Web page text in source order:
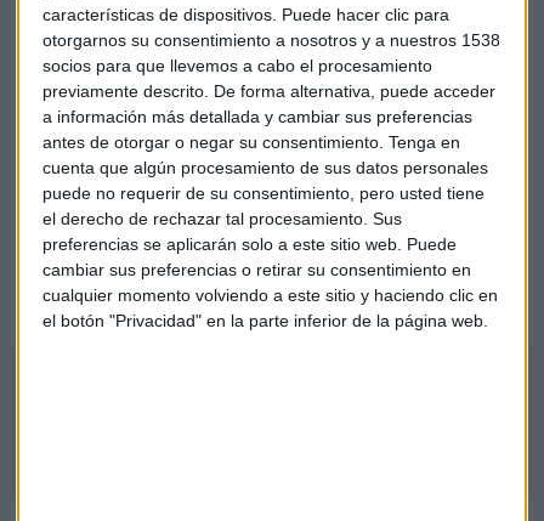
características de dispositivos. Puede hacer clic para
otorgarnos su consentimiento a nosotros y a nuestros 1538
socios para que llevemos a cabo el procesamiento
previamente descrito. De forma alternativa, puede acceder
a información más detallada y cambiar sus preferencias
antes de otorgar o negar su consentimiento. Tenga en
cuenta que algún procesamiento de sus datos personales
puede no requerir de su consentimiento, pero usted tiene
el derecho de rechazar tal procesamiento. Sus
preferencias se aplicarán solo a este sitio web. Puede
cambiar sus preferencias o retirar su consentimiento en
cualquier momento volviendo a este sitio y haciendo clic en
el botón "Privacidad" en la parte inferior de la página web.
"Nosotros podemos darles toda la liquidez, después es
importante que haya garantías para que esa liquidez se
pueda trasladar a la economía real, pero eso es política
fiscal", recuerda.
Renta mínima "temporal"
El vicepresidente del Banco Central Europeo (BCE), Luis de
Guindos, ha defendido nuevamente la creación de una renta
mínima, pero vuelve a añadir que "tiene que ser de
caracter temporal", apunta en Capital Radio.